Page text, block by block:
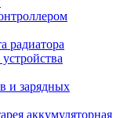
радиатора
и зарядных
аккумуляторная